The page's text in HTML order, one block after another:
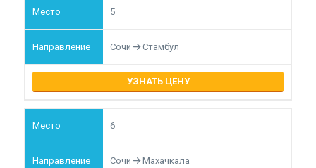
5
Сочи Стамбул
УЗНАТЬ ЦЕНУ
6
Сочи Махачкала